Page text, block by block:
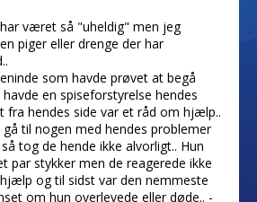
været så "uheldig" men jeg
piger eller drenge der har
som havde prøvet at begå
en spiseforstyrelse hendes
fra hendes side var et råd om hjælp..
til nogen med hendes problemer
tog de hende ikke alvorligt.. Hun
par stykker men de reagerede ikke
og til sidst var den nemmeste
om hun overlevede eller døde.. -